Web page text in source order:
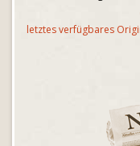
letztes verfügbares